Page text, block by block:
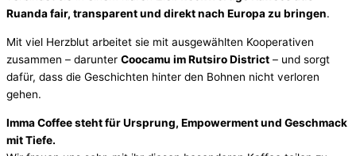
Ruanda fair, transparent und direkt nach Europa zu bringen.
Mit viel Herzblut arbeitet sie mit ausgewählten Kooperativen
zusammen – darunter Coocamu im Rutsiro District – und sorgt
dafür, dass die Geschichten hinter den Bohnen nicht verloren
gehen.
Imma Coffee steht für Ursprung, Empowerment und Geschmack
mit Tiefe.